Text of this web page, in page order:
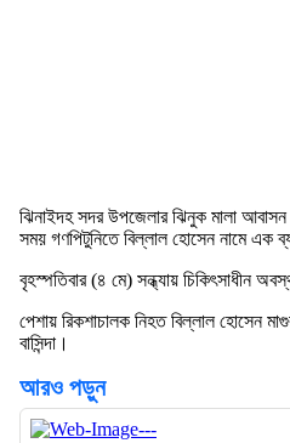
ঝিনাইদহ সদর উপজেলার ঝিনুক মালা আবাসন
সময় গণপিটুনিতে বিল্লাল হোসেন নামে এক
বৃহস্পতিবার (৪ মে) সন্ধ্যায় চিকিৎসাধীন
পেশায় রিকশাচালক নিহত বিল্লাল হোসেন
বাসিন্দা।
আরও পড়ুন